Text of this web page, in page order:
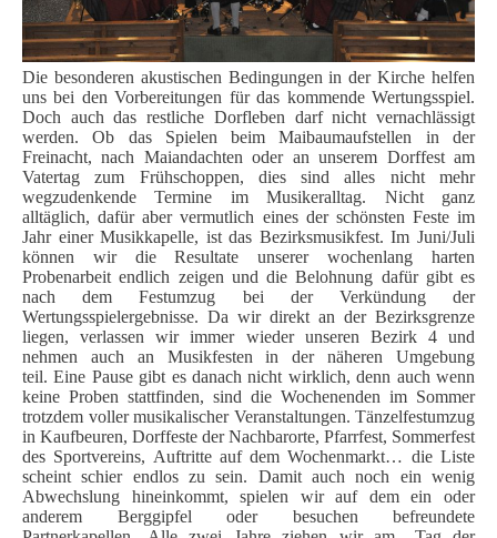
Die besonderen akustischen Bedingungen in der Kirche helfen
uns bei den Vorbereitungen für das kommende Wertungsspiel.
Doch auch das restliche Dorfleben darf nicht vernachlässigt
werden. Ob das Spielen beim Maibaumaufstellen in der
Freinacht, nach Maiandachten oder an unserem Dorffest am
Vatertag zum Frühschoppen, dies sind alles nicht mehr
wegzudenkende Termine im Musikeralltag. Nicht ganz
alltäglich, dafür aber vermutlich eines der schönsten Feste im
Jahr einer Musikkapelle, ist das Bezirksmusikfest. Im Juni/Juli
können wir die Resultate unserer wochenlang harten
Probenarbeit endlich zeigen und die Belohnung dafür gibt es
nach dem Festumzug bei der Verkündung der
Wertungsspielergebnisse. Da wir direkt an der Bezirksgrenze
liegen, verlassen wir immer wieder unseren Bezirk 4 und
nehmen auch an Musikfesten in der näheren Umgebung
teil.Eine Pause gibt es danach nicht wirklich, denn auch wenn
keine Proben stattfinden, sind die Wochenenden im Sommer
trotzdem voller musikalischer Veranstaltungen. Tänzelfestumzug
in Kaufbeuren, Dorffeste der Nachbarorte, Pfarrfest, Sommerfest
des Sportvereins, Auftritte auf dem Wochenmarkt… die Liste
scheint schier endlos zu sein. Damit auch noch ein wenig
Abwechslung hineinkommt, spielen wir auf dem ein oder
anderem Berggipfel oder besuchen befreundete